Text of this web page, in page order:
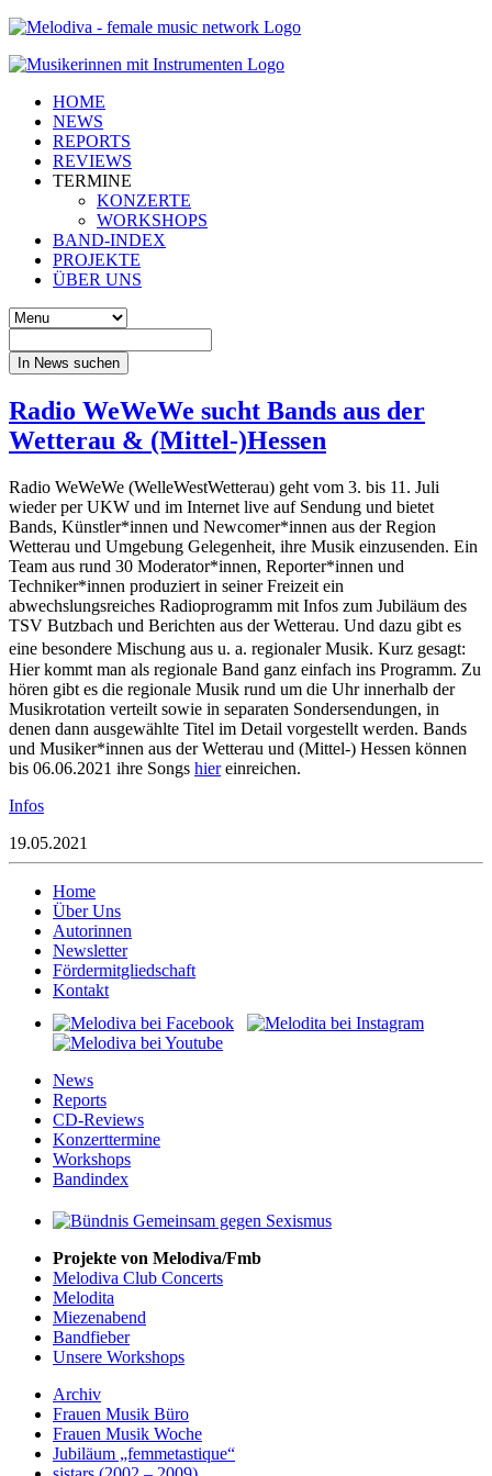
HOME
NEWS
REPORTS
REVIEWS
TERMINE
KONZERTE
WORKSHOPS
BAND-INDEX
PROJEKTE
ÜBER UNS
In News suchen
Radio WeWeWe sucht Bands aus der
Wetterau & (Mittel-)Hessen
Radio WeWeWe (WelleWestWetterau) geht vom 3. bis 11. Juli
wieder per UKW und im Internet live auf Sendung und bietet
Bands, Künstler*innen und Newcomer*innen aus der Region
Wetterau und Umgebung Gelegenheit, ihre Musik einzusenden. Ein
Team aus rund 30 Moderator*innen, Reporter*innen und
Techniker*innen produziert in seiner Freizeit ein
abwechslungsreiches Radioprogramm mit Infos zum Jubiläum des
TSV Butzbach und Berichten aus der Wetterau. Und dazu gibt es
eine besondere Mischung aus u. a. regionaler Musik. Kurz gesagt:
Hier kommt man als regionale Band ganz einfach ins Programm. Zu
hören gibt es die regionale Musik rund um die Uhr innerhalb der
Musikrotation verteilt sowie in separaten Sondersendungen, in
denen dann ausgewählte Titel im Detail vorgestellt werden. Bands
und Musiker*innen aus der Wetterau und (Mittel-) Hessen können
bis 06.06.2021 ihre Songs hiereinreichen.
Infos
19.05.2021
Home
Über Uns
Autorinnen
Newsletter
Fördermitgliedschaft
Kontakt
News
Reports
CD-Reviews
Konzerttermine
Workshops
Bandindex
Projekte von Melodiva/Fmb
Melodiva Club Concerts
Melodita
Miezenabend
Bandfieber
Unsere Workshops
Archiv
Frauen Musik Büro
Frauen Musik Woche
Jubiläum „femmetastique“